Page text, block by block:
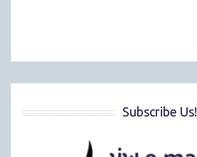
Subscribe Us!